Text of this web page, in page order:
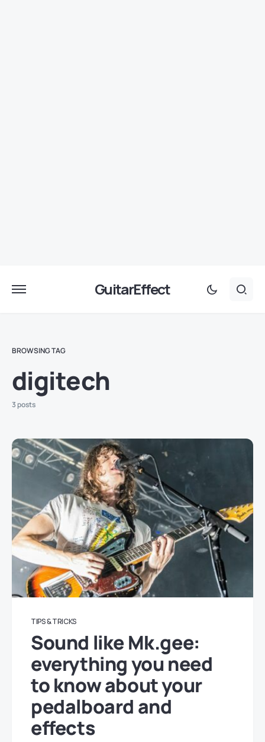
GuitarEffect
BROWSING TAG
digitech
3 posts
TIPS & TRICKS
Sound like Mk.gee:
everything you need
to know about your
pedalboard and
effects